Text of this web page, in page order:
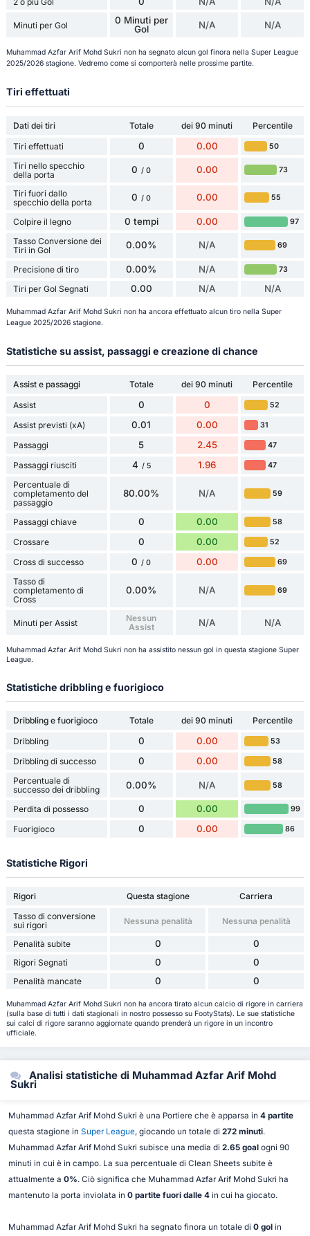
Minuti per Gol
0 Minuti per
Gol
N/A N/A
Muhammad Azfar Arif Mohd Sukri non ha segnato alcun gol finora nella Super League
2025/2026 stagione. Vedremo come si comporterà nelle prossime partite.
Tiri effettuati
Dati dei tiri Totale dei 90 minuti
Percentile
Tiri effettuati
0 0.00 50
Tiri nello specchio
della porta
0 / 0 0.00 73
Tiri fuori dallo
specchio della porta
0 / 0 0.00 55
Colpire il legno 0 tempi 0.00 97
Tasso Conversione dei
Tiri in Gol
0.00% N/A 69
Precisione di tiro 0.00% N/A 73
Tiri per Gol Segnati 0.00 N/A N/A
Muhammad Azfar Arif Mohd Sukri non ha ancora effettuato alcun tiro nella Super
League 2025/2026 stagione.
Statistiche su assist, passaggi e creazione di chance
Assist e passaggi Totale dei 90 minuti
Percentile
Assist
0 0 52
Assist previsti (xA) 0.01 0.00 31
Passaggi 5 2.45 47
Passaggi riusciti 4 / 5 1.96 47
Percentuale di
completamento del
passaggio
80.00% N/A 59
Passaggi chiave 0 0.00 58
Crossare 0 0.00 52
Cross di successo 0 / 0 0.00 69
Tasso di
completamento di
Cross
0.00% N/A 69
Minuti per Assist
Nessun
Assist
N/A N/A
Muhammad Azfar Arif Mohd Sukri non ha assistito nessun gol in questa stagione Super
League.
Statistiche dribbling e fuorigioco
Dribbling e fuorigioco Totale dei 90 minuti
Percentile
Dribbling
0 0.00 53
Dribbling di successo 0 0.00 58
Percentuale di
successo dei dribbling
0.00% N/A 58
Perdita di possesso 0 0.00 99
Fuorigioco 0 0.00 86
Statistiche Rigori
Rigori Questa stagione
Carriera
Tasso di conversione
sui rigori
Nessuna penalità Nessuna penalità
Penalità subite 0 0
Rigori Segnati 0 0
Penalità mancate 0 0
Muhammad Azfar Arif Mohd Sukri non ha ancora tirato alcun calcio di rigore in carriera
(sulla base di tutti i dati stagionali in nostro possesso su FootyStats). Le sue statistiche
sui calci di rigore saranno aggiornate quando prenderà un rigore in un incontro
ufficiale.
Analisi statistiche di Muhammad Azfar Arif Mohd
Sukri
Muhammad Azfar Arif Mohd Sukri è una Portiere che è apparsa in 4 partite
questa stagione in Super League, giocando un totale di 272 minuti.
Muhammad Azfar Arif Mohd Sukri subisce una media di 2.65 goalogni 90
minuti in cui è in campo. La sua percentuale di Clean Sheets subite è
attualmente a 0%. Ciò significa che Muhammad Azfar Arif Mohd Sukri ha
mantenuto la porta inviolata in 0 partite fuori dalle 4in cui ha giocato.
Muhammad Azfar Arif Mohd Sukri ha segnato finora un totale di 0 golin